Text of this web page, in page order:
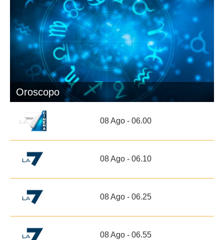
Oroscopo
08 Ago - 06.00
08 Ago - 06.10
08 Ago - 06.25
08 Ago - 06.55